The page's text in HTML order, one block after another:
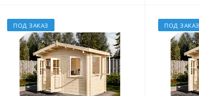
ПОД ЗАКАЗ ПОД ЗАКАЗ